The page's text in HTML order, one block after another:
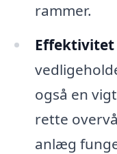
rammer.
også en
rette
anlæg